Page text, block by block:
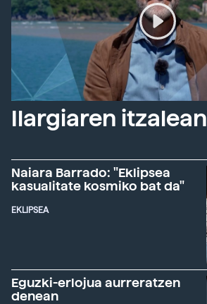
Ilargiaren itzalean
Naiara Barrado: "Eklipsea
kasualitate kosmiko bat da"
EKLIPSEA
Eguzki-erlojua aurreratzen
denean